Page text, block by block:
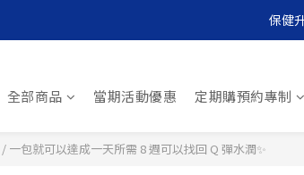
每
保健
全部商品 當期活動優惠 定期購預約專制
/ 一包就可以達成一天所需 8 週可以找回 Q 彈水潤✨